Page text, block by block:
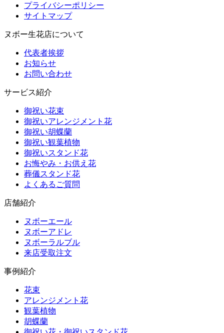
プライバシーポリシー
サイトマップ
ヌボー生花店について
代表者挨拶
お知らせ
お問い合わせ
サービス紹介
御祝い花束
御祝いアレンジメント花
御祝い胡蝶蘭
御祝い観葉植物
御祝いスタンド花
お悔やみ・お供え花
葬儀スタンド花
よくあるご質問
店舗紹介
ヌボーエール
ヌボーアドレ
ヌボーラルブル
来店受取注文
事例紹介
花束
アレンジメント花
観葉植物
胡蝶蘭